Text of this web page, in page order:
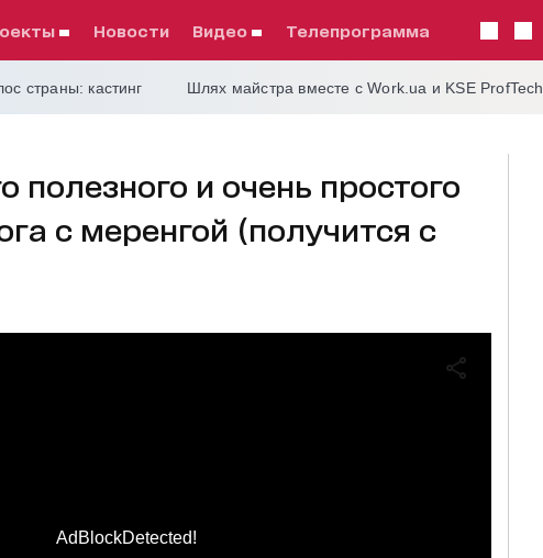
Новости видео телепрограмма
страны: кастинг Шлях майстра вместе с Work.ua и KSE ProfTech
полезного и очень простого
с меренгой (получится с
AdBlockDetected!